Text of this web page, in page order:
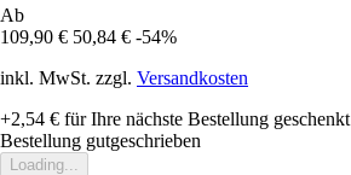
Ab
109,90 € 50,84 € -54%
inkl. MwSt. zzgl. Versandkosten
+2,54 € für Ihre nächste Bestellung geschenkt
Bestellung gutgeschrieben
Loading...